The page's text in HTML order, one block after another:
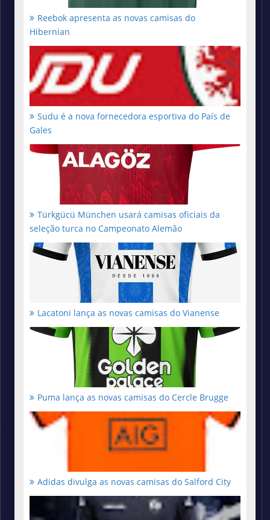
Reebok apresenta as novas camisas do
Hibernian
Sudu é a nova fornecedora esportiva do País de
Gales
Türkgücü München usará camisas oficiais da
seleção turca no Campeonato Alemão
Lacatoni lança as novas camisas do Vianense
Puma lança as novas camisas do Cercle Brugge
Adidas divulga as novas camisas do Salford City